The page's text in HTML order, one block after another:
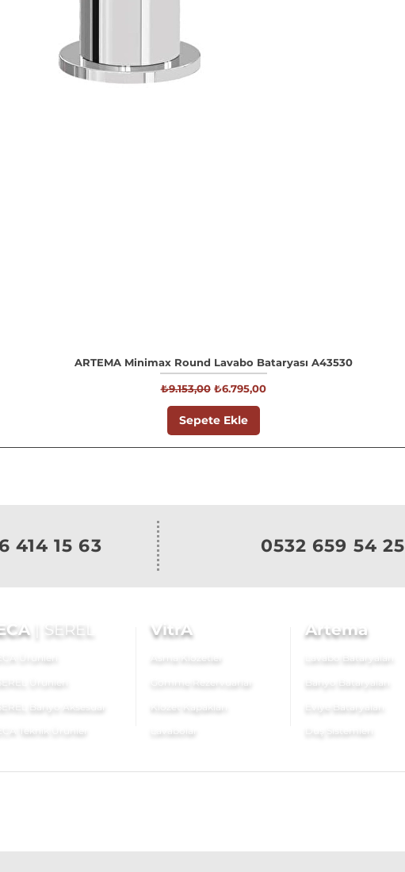
ARTEMA Minimax Round Lavabo Bataryası A43530
Normal Fiyat
₺9.153,00 İndirimli Fiyat
₺6.795,00
Sepete Ekle
414 15 63 0532 659 54 25
VitrA
Asma Klozetler
Gömme Rezervuarlar
Klozet Kapakları
Lavabolar
Artema
Lavabo Bataryaları
Banyo Bataryaları
Eviye Bataryaları
Duş Sistemleri
SEREL
ECA Ürünleri
SEREL Ürünleri
SEREL Banyo Aksesuar
ECA Teknik Ürünler